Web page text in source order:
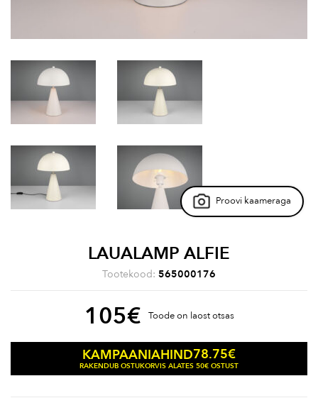
Proovi kaameraga
LAUALAMP ALFIE
Tootekood: 565000176
105€ Toode on laost otsas
KAMPAANIAHIND78.75€
RAKENDUB OSTUKORVIS ALATES 50€ OSTUST